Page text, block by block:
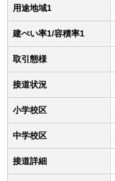
用途地域1
建ぺい率1/容積率1
取引態様
接道状況
小学校区
中学校区
接道詳細